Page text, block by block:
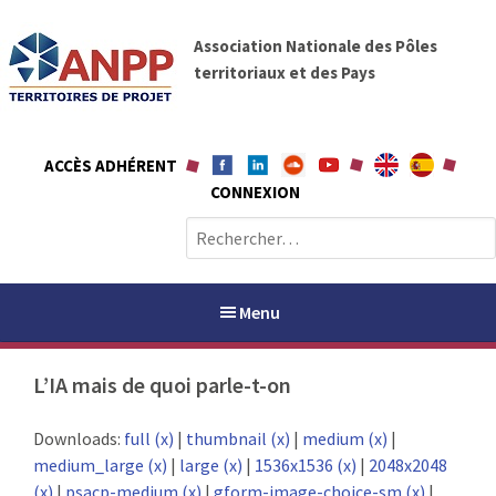
t
A
N
P
P
Association Nationale des Pôles
territoriaux et des Pays
ACCÈS ADHÉRENT
CONNEXION
e
c
c
e
r
Menu
ANPP
L’IA mais de quoi parle-t-on
Downloads: full (x) | thumbnail (x) | medium (x) |
medium_large (x) | large (x) | 1536x1536 (x) | 2048x2048
(x) | psacp-medium (x) | gform-image-choice-sm (x) |